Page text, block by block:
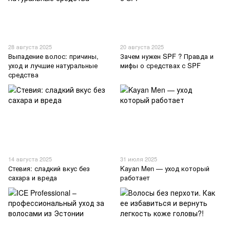
28 августа 2025
Выпадение волос: причины,
уход и лучшие натуральные
средства
20 августа 2025
Зачем нужен SPF ? Правда и
мифы о средствах с SPF
14 августа 2025
Стевия: сладкий вкус без
сахара и вреда
31 июля 2025
Kayan Men — уход который
работает